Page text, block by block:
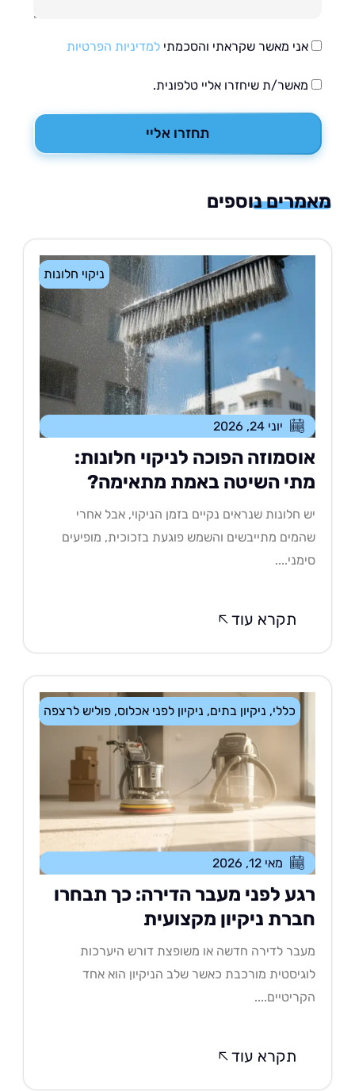
אני מאשר שקראתי והסכמתילמדיניות הפרטיות
מאשר/ת שיחזרו אליי טלפונית.
תחזרו אליי
נוספים
ניקוי חלונות
יוני 24, 2026
הפוכה לניקוי חלונות:
השיטה באמת מתאימה?
חלונות שנראים נקיים בזמן הניקוי, אבל אחרי
מתייבשים והשמש פוגעת בזכוכית, מופיעים
תקרא עוד
ניקיון בתים,ניקיון לפני אכלוס,פוליש לרצפה
מאי 12, 2026
לפני מעבר הדירה: כך תבחרו
ניקיון מקצועית
לדירה חדשה או משופצת דורש היערכות
מורכבת כאשר שלב הניקיון הוא אחד
תקרא עוד